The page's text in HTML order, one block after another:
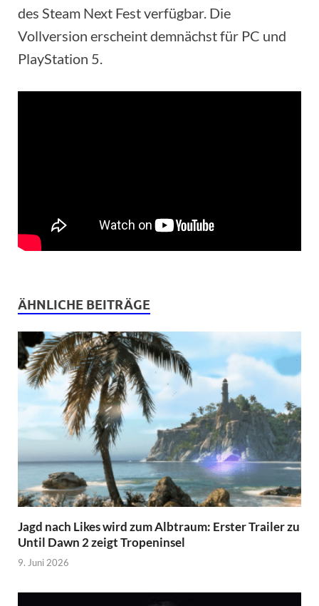
des Steam Next Fest verfügbar. Die
Vollversion erscheint demnächst für PC und
PlayStation 5.
ÄHNLICHE BEITRÄGE
Jagd nach Likes wird zum Albtraum: Erster Trailer zu
Until Dawn 2 zeigt Tropeninsel
9. Juni 2026